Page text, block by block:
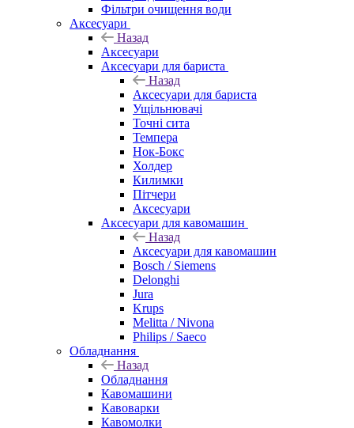
Фільтри очищення води
Аксесуари
Назад
Аксесуари
Аксесуари для бариста
Назад
Аксесуари для бариста
Ущільнювачі
Точні сита
Темпера
Нок-Бокс
Холдер
Килимки
Пітчери
Аксесуари
Аксесуари для кавомашин
Назад
Аксесуари для кавомашин
Bosch / Siemens
Delonghi
Jura
Krups
Melitta / Nivona
Philips / Saeco
Обладнання
Назад
Обладнання
Кавомашини
Кавоварки
Кавомолки